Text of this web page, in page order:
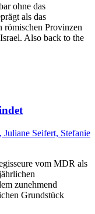
ohne das
als das
römischen Provinzen
Also back to the
vom MDR als
zunehmend
Grundstück